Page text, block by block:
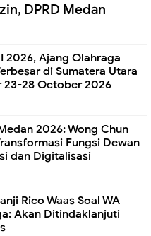
DPRD Medan
I 2026, Ajang Olahraga
di Sumatera Utara
23-28 October 2026
2026: Wong Chun
Fungsi Dewan
dan Digitalisasi
Rico Waas Soal WA
Akan Ditindaklanjuti